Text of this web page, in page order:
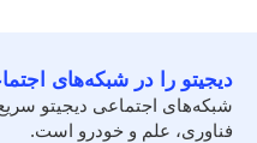
دیجیتو را در شبکه‌های
شبکه‌های اجتماعی دیجیتو
فناوری، علم و خودرو است.